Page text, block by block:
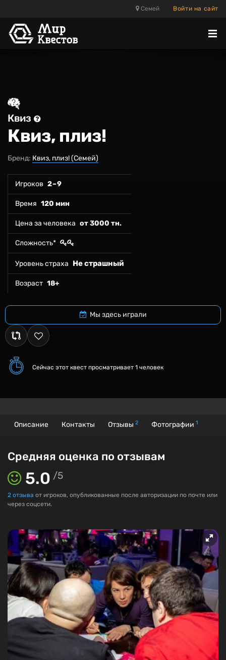
Семей Войти на сайт
Квиз
Квиз, плиз!
Бренд: Квиз, плиз! (Семей)
Игроков 2 – 9
Время 120 мин
Цена за человека от 3000 тн.
Сложность*
Уровень страха Не страшный
Возраст 18+
Мы здесь играли
Сейчас этот квест просматривает 1 человек
Описание Контакты Отзывы 2 Фотографии 1
Средняя оценка по отзывам
5.0 /5
2 отзыва от игроков, опубликованные после авторизации по почте или
через соцсети.